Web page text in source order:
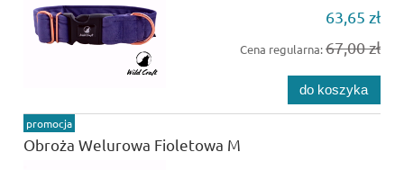
63,65 zł
Cena regularna:67,00 zł
do koszyka
Obroża Welurowa Fioletowa M
promocja